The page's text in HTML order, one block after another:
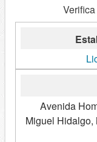
Avenida
Miguel